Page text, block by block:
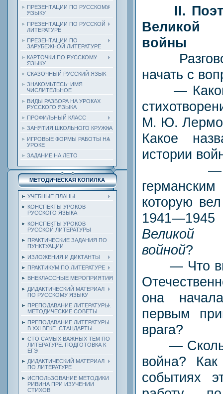
ПРЕЗЕНТАЦИИ ПО РУССКОМУ
ЯЗЫКУ
ПРЕЗЕНТАЦИИ ПО РУССКОЙ
ЛИТЕРАТУРЕ
ПРЕЗЕНТАЦИИ ПО
ЗАРУБЕЖНОЙ ЛИТЕРАТУРЕ
КАРТОЧКИ ПО РУССКОМУ
ЯЗЫКУ
СКАЗОЧНЫЙ РУССКИЙ ЯЗЫК
ЗНАКОМЬТЕСЬ: ИМЯ
ЧИСЛИТЕЛЬНОЕ
ВИДЫ РАЗБОРА НА УРОКАХ
РУССКОГО ЯЗЫКА
ПРОФИЛЬНЫЙ КЛАСС
ЗАНЯТИЯ ШКОЛЬНОГО КРУЖКА
ИГРОВЫЕ ФОРМЫ РАБОТЫ НА
УРОКЕ
ЗАДАНИЕ НА ЛЕТО
МЕТОДИЧЕСКАЯ КОПИЛКА
УЧЕБНЫЕ ПЛАНЫ
КОНСПЕКТЫ УРОКОВ
РУССКОГО ЯЗЫКА
КОНСПЕКТЫ УРОКОВ
РУССКОЙ ЛИТЕРАТУРЫ
ПРАКТИЧЕСКИЕ ЗАДАНИЯ ПО
ПУНКТУАЦИИ
ИЗЛОЖЕНИЯ И ДИКТАНТЫ
ПРАКТИКУМ ПО ЛИТЕРАТУРЕ
ВНЕКЛАССНЫЕ МЕРОПРИЯТИЯ
ДИДАКТИЧЕСКИЙ МАТЕРИАЛ
ПО РУССКОМУ ЯЗЫКУ
ПРЕПОДАВАНИЕ ЛИТЕРАТУРЫ.
МЕТОДИЧЕСКИЕ СОВЕТЫ
ПРЕПОДАВАНИЕ ЛИТЕРАТУРЫ
В XXI ВЕКЕ. СТАНДАРТЫ
СТО САМЫХ ВАЖНЫХ ТЕМ ПО
ЛИТЕРАТУРЕ. ПОДГОТОВКА К
ЕГЭ
ДИДАКТИЧЕСКИЙ МАТЕРИАЛ
ПО ЛИТЕРАТУРЕ
ИСПОЛЬЗОВАНИЕ МЕТОДИКИ
РИВИНА ПРИ ИЗУЧЕНИИ
СТИХОВ
II.
Великой
войны
начать с
— Какой
М. Ю.
Какое
истории
—
которую
Великой
войной?
— Что вы
она
первым
врага?
—
война?
событиях